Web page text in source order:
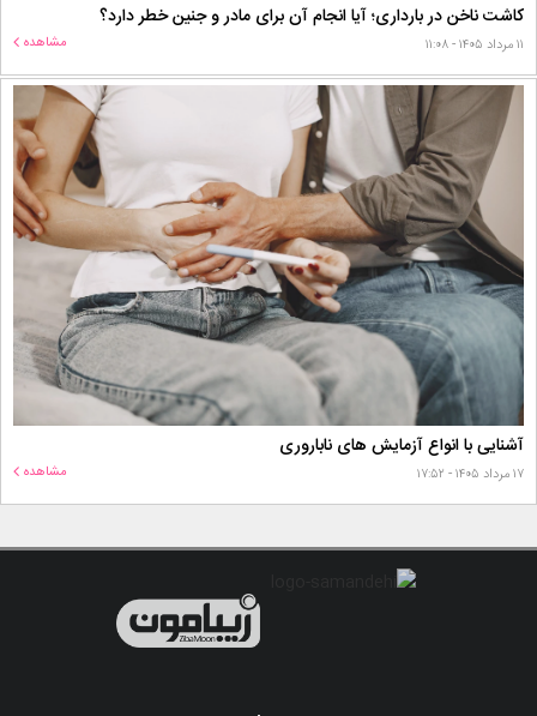
کاشت ناخن در بارداری؛ آیا انجام آن برای مادر و جنین خطر دارد؟
۱۱ مرداد ۱۴۰۵ - ۱۱:۰۸ مشاهده
آشنایی با انواع آزمایش های ناباروری
۱۷ مرداد ۱۴۰۵ - ۱۷:۵۲ مشاهده